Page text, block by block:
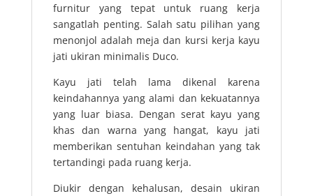
furnitur yang tepat untuk ruang kerja
sangatlah penting. Salah satu pilihan yang
menonjol adalah meja dan kursi kerja kayu
jati ukiran minimalis Duco.
Kayu jati telah lama dikenal karena
keindahannya yang alami dan kekuatannya
yang luar biasa. Dengan serat kayu yang
khas dan warna yang hangat, kayu jati
memberikan sentuhan keindahan yang tak
tertandingi pada ruang kerja.
Diukir dengan kehalusan, desain ukiran